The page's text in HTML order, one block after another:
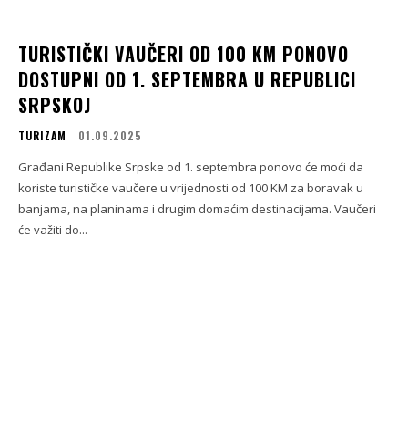
TURISTIČKI VAUČERI OD 100 KM PONOVO
DOSTUPNI OD 1. SEPTEMBRA U REPUBLICI
SRPSKOJ
TURIZAM 01.09.2025
Građani Republike Srpske od 1. septembra ponovo će moći da
koriste turističke vaučere u vrijednosti od 100 KM za boravak u
banjama, na planinama i drugim domaćim destinacijama. Vaučeri
će važiti do...